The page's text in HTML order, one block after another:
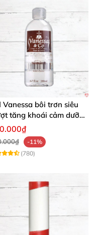
Vanessa bôi trơn siêu
tăng khoái cảm dưỡng
200ml
-11%
(780)